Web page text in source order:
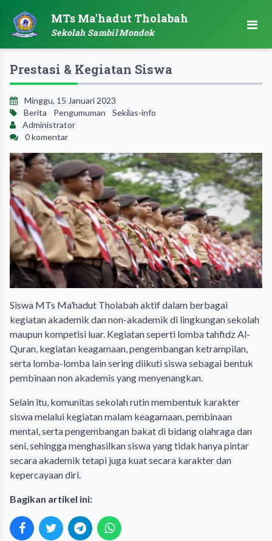
MTs Ma'hadut Tholabah
Sekolah Sambil Mondok
Prestasi & Kegiatan Siswa
Minggu, 15 Januari 2023
Berita
Pengumuman
Sekilas-info
Administrator
0 komentar
Siswa MTs Ma’hadut Tholabah aktif dalam berbagai
kegiatan akademik dan non-akademik di lingkungan sekolah
maupun kompetisi luar. Kegiatan seperti lomba tahfidz Al-
Quran, kegiatan keagamaan, pengembangan ketrampilan,
serta lomba-lomba lain sering diikuti siswa sebagai bentuk
pembinaan non akademis yang menyenangkan.
Selain itu, komunitas sekolah rutin membentuk karakter
siswa melalui kegiatan malam keagamaan, pembinaan
mental, serta pengembangan bakat di bidang olahraga dan
seni, sehingga menghasilkan siswa yang tidak hanya pintar
secara akademik tetapi juga kuat secara karakter dan
kepercayaan diri.
Bagikan artikel ini: